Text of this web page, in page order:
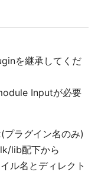
を継承してくだ
Inputが必要
ラグイン名のみ)
lib配下から
ル名とディレクト